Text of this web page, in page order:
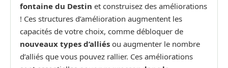
fontaine du Destin et construisez des améliorations
! Ces structures d’amélioration augmentent les
capacités de votre choix, comme débloquer de
nouveaux types d’alliés ou augmenter le nombre
d’alliés que vous pouvez rallier. Ces améliorations